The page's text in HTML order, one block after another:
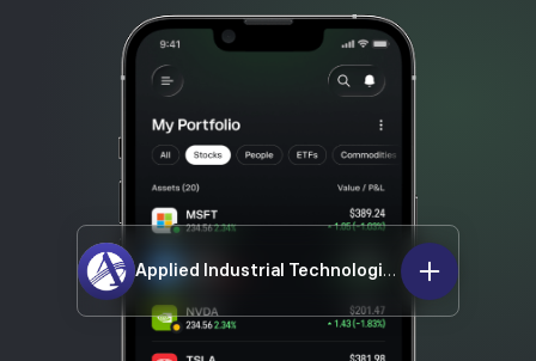
Applied Industrial Technologies Inc AIT